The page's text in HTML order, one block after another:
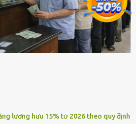
lương hưu 15% từ 2026 theo quy ƌịnh